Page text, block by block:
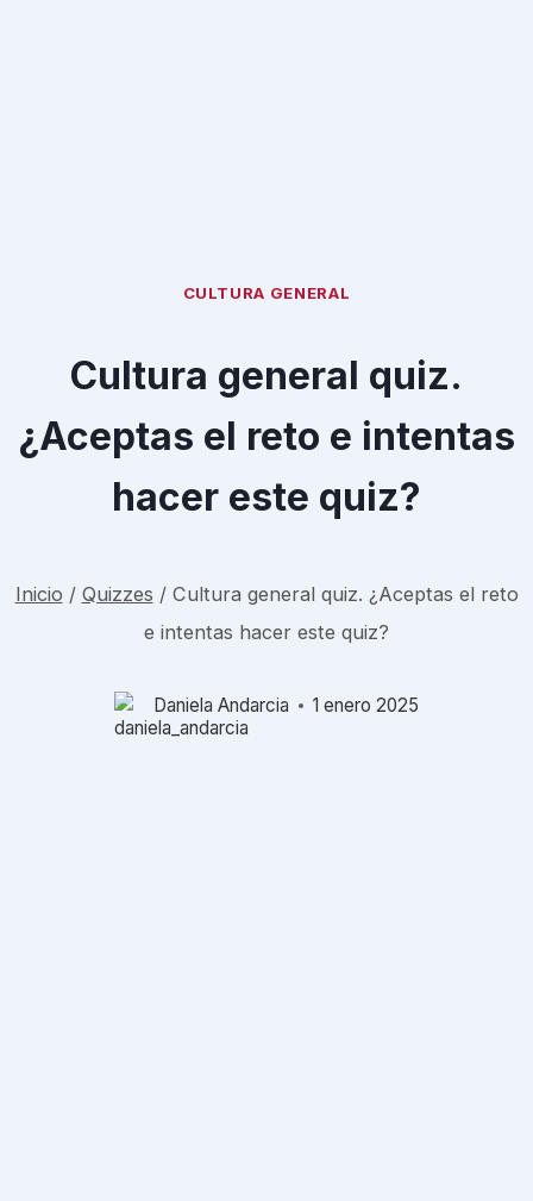
CULTURA GENERAL
Cultura general quiz.
¿Aceptas el reto e intentas
hacer este quiz?
Inicio / Quizzes / Cultura general quiz. ¿Aceptas el reto
e intentas hacer este quiz?
Daniela Andarcia 1 enero 2025